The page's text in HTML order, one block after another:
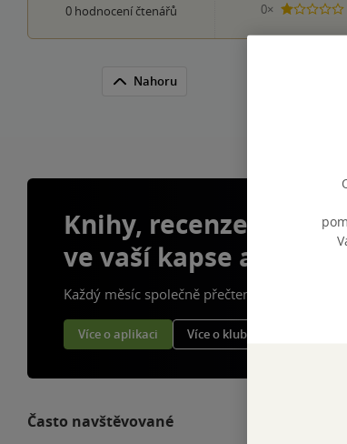
0 hodnocení čtenářů
0×
1 hvezdička
Nahoru
Knihy, recenze a
ve vaší kapse a naší
Každý měsíc společně přečteme tisíce knih
Více o aplikaci Více o klubu
Často navštěvované